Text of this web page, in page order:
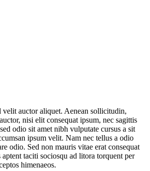
auctor aliquet. Aenean sollicitudin,
nisi elit consequat ipsum, nec sagittis
odio sit amet nibh vulputate cursus a sit
ipsum velit. Nam nec tellus a odio
odio. Sed non mauris vitae erat consequat
taciti sociosqu ad litora torquent per
himenaeos.